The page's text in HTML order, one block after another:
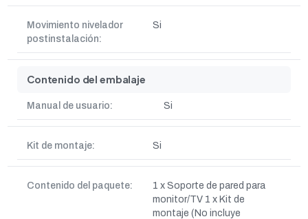
Movimiento nivelador
postinstalación:
Si
Contenido del embalaje
Manual de usuario: Si
Kit de montaje: Si
Contenido del paquete:
1 x Soporte de pared para
monitor/TV 1 x Kit de
montaje (No incluye